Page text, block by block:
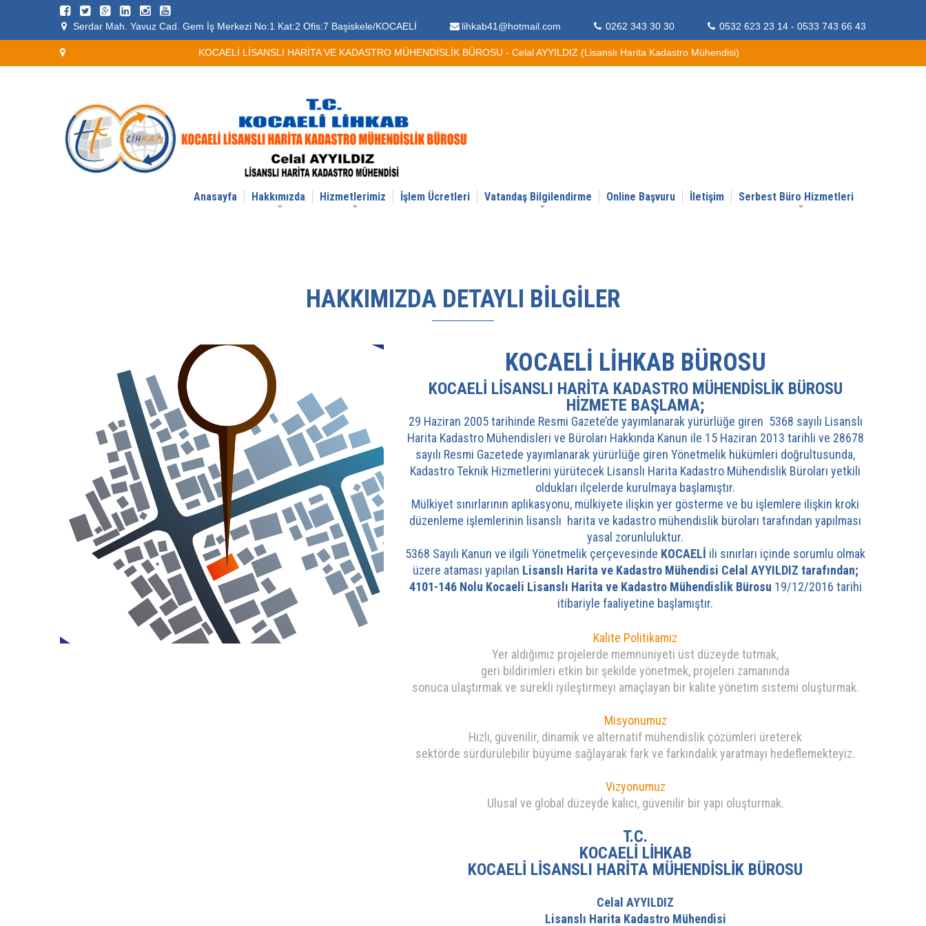
Serdar Mah. Yavuz Cad. Gem İş Merkezi No:1 Kat:2 Ofis:7 Başiskele/KOCAELİ lihkab41@hotmail.com 0262 343 30 30 0532 623 23 14 - 0533 743 66 43
KOCAELİ LİSANSLI HARİTA VE KADASTRO MÜHENDİSLİK BÜROSU - Celal AYYILDIZ (Lisanslı Harita Kadastro Mühendisi)
Anasayfa Hakkımızda Hizmetlerimiz İşlem Ücretleri Vatandaş Bilgilendirme Online Başvuru İletişim Serbest Büro Hizmetleri
HAKKIMIZDA DETAYLI BILGILER
KOCAELİ LİHKAB BÜROSU
KOCAELİ LİSANSLI HARİTA KADASTRO MÜHENDİSLİK BÜROSU
HIZMETE BAŞLAMA;
29 Haziran 2005 tarihinde Resmi Gazete’de yayımlanarak yürürlüğe giren 5368 sayılı Lisanslı
Harita Kadastro Mühendisleri ve Büroları Hakkında Kanun ile 15 Haziran 2013 tarihli ve 28678
sayılı Resmi Gazetede yayımlanarak yürürlüğe giren Yönetmelik hükümleri doğrultusunda,
Kadastro Teknik Hizmetlerini yürütecek Lisanslı Harita Kadastro Mühendislik Büroları yetkili
oldukları ilçelerde kurulmaya başlamıştır.
Mülkiyet sınırlarının aplikasyonu, mülkiyete ilişkin yer gösterme ve bu işlemlere ilişkin kroki
düzenleme işlemlerinin lisanslı harita ve kadastro mühendislik büroları tarafından yapılması
yasal zorunluluktur.
5368 Sayılı Kanun ve ilgili Yönetmelik çerçevesinde KOCAELİ ili sınırları içinde sorumlu olmak
üzere ataması yapılan Lisanslı Harita ve Kadastro Mühendisi Celal AYYILDIZ tarafından;
4101-146 Nolu Kocaeli Lisanslı Harita ve Kadastro Mühendislik Bürosu 19/12/2016 tarihi
itibariyle faaliyetine başlamıştır.
Kalite Politikamız
Yer aldığımız projelerde memnuniyeti üst düzeyde tutmak,
geri bildirimleri etkin bir şekilde yönetmek, projeleri zamanında
sonuca ulaştırmak ve sürekli iyileştirmeyi amaçlayan bir kalite yönetim sistemi oluşturmak.
Misyonumuz
Hızlı, güvenilir, dinamik ve alternatif mühendislik çözümleri üreterek
sektörde sürdürülebilir büyüme sağlayarak fark ve farkındalık yaratmayı hedeflemekteyiz.
Vizyonumuz
Ulusal ve global düzeyde kalıcı, güvenilir bir yapı oluşturmak.
T.C.
KOCAELİ LİHKAB
KOCAELİ LİSANSLI HARİTA MÜHENDİSLİK BÜROSU
Celal AYYILDIZ
Lisanslı Harita Kadastro Mühendisi